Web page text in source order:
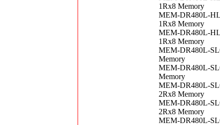
1Rx8 Memory
MEM-DR480L-
1Rx8 Memory
MEM-DR480L-
1Rx8 Memory
MEM-DR480L-
Memory
MEM-DR480L-
Memory
MEM-DR480L-
2Rx8 Memory
MEM-DR480L-
2Rx8 Memory
MEM-DR480L-